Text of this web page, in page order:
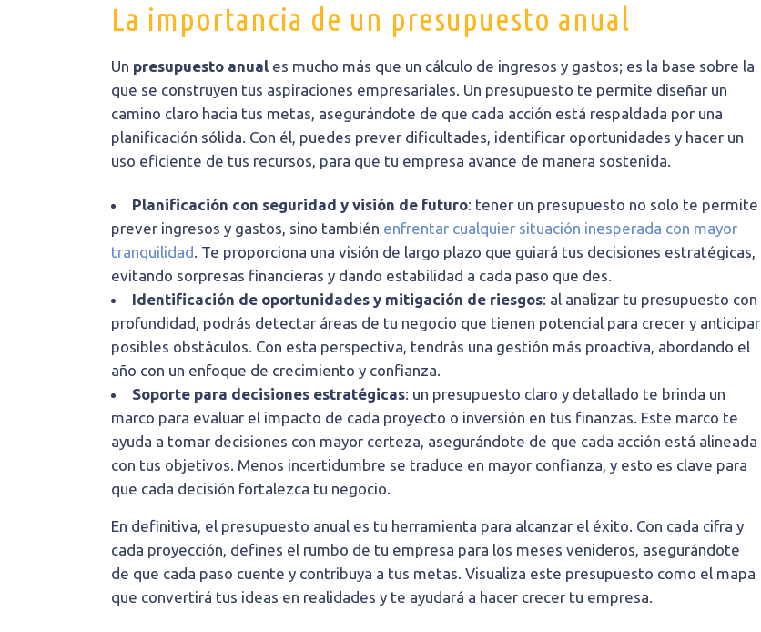
La importancia de un presupuesto anual
Un presupuesto anual es mucho más que un cálculo de ingresos y gastos; es la base sobre la
que se construyen tus aspiraciones empresariales. Un presupuesto te permite diseñar un
camino claro hacia tus metas, asegurándote de que cada acción está respaldada por una
planificación sólida. Con él, puedes prever dificultades, identificar oportunidades y hacer un
uso eficiente de tus recursos, para que tu empresa avance de manera sostenida.
Planificación con seguridad y visión de futuro: tener un presupuesto no solo te permite
prever ingresos y gastos, sino también enfrentar cualquier situación inesperada con mayor
tranquilidad. Te proporciona una visión de largo plazo que guiará tus decisiones estratégicas,
evitando sorpresas financieras y dando estabilidad a cada paso que des.
Identificación de oportunidades y mitigación de riesgos: al analizar tu presupuesto con
profundidad, podrás detectar áreas de tu negocio que tienen potencial para crecer y anticipar
posibles obstáculos. Con esta perspectiva, tendrás una gestión más proactiva, abordando el
año con un enfoque de crecimiento y confianza.
Soporte para decisiones estratégicas: un presupuesto claro y detallado te brinda un
marco para evaluar el impacto de cada proyecto o inversión en tus finanzas. Este marco te
ayuda a tomar decisiones con mayor certeza, asegurándote de que cada acción está alineada
con tus objetivos. Menos incertidumbre se traduce en mayor confianza, y esto es clave para
que cada decisión fortalezca tu negocio.
En definitiva, el presupuesto anual es tu herramienta para alcanzar el éxito. Con cada cifra y
cada proyección, defines el rumbo de tu empresa para los meses venideros, asegurándote
de que cada paso cuente y contribuya a tus metas. Visualiza este presupuesto como el mapa
que convertirá tus ideas en realidades y te ayudará a hacer crecer tu empresa.